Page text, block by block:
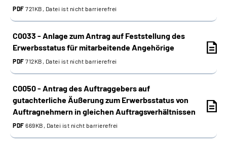
PDF 721KB, Datei ist nicht barrierefrei
C0033 - Anlage zum Antrag auf Feststellung des
Erwerbsstatus für mitarbeitende Angehörige
PDF 712KB, Datei ist nicht barrierefrei
C0050 - Antrag des Auftraggebers auf
gutachterliche Äußerung zum Erwerbsstatus von
Auftragnehmern in gleichen Auftragsverhältnissen
PDF 669KB, Datei ist nicht barrierefrei